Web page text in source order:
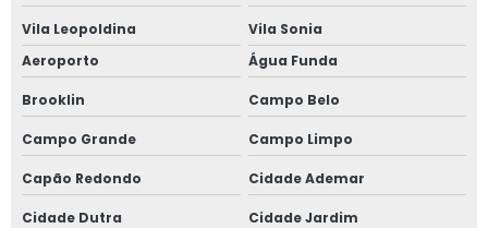
Vila Leopoldina
Vila Sonia
Aeroporto
Água Funda
Brooklin Campo Belo
Campo Grande Campo Limpo
Capão Redondo Cidade Ademar
Cidade Dutra Cidade Jardim